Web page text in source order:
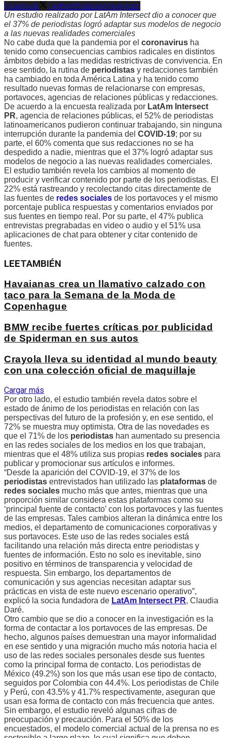
Facebook TwitterWhatsappTelegram
Un estudio realizado por LatAm Intersect dio a conocer que
el 37% de periodistas logró adaptar sus modelos de negocio
a las nuevas realidades comerciales
No cabe duda que la pandemia por el coronavirus ha
tenido como consecuencias cambios radicales en distintos
ámbitos debido a las medidas restrictivas de convivencia. En
ese sentido, la rutina de periodistas y redacciones también
ha cambiado en toda América Latina y ha tenido como
resultado nuevas formas de relacionarse con empresas,
portavoces, agencias de relaciones públicas y redacciones.
De acuerdo a la encuesta realizada por LatAm Intersect
PR, agencia de relaciones públicas, el 52% de periodistas
latinoamericanos pudieron continuar trabajando, sin ninguna
interrupción durante la pandemia del COVID-19; por su
parte, el 60% comenta que sus redacciones no se ha
despedido a nadie, mientras que el 37% logró adaptar sus
modelos de negocio a las nuevas realidades comerciales.
El estudio también revela los cambios al momento de
producir y verificar contenido por parte de los periodistas. El
22% está rastreando y recolectando citas directamente de
las fuentes de redes sociales de los portavoces y el mismo
porcentaje publica respuestas y comentarios enviados por
sus fuentes en tiempo real. Por su parte, el 47% publica
entrevistas pregrabadas en video o audio y el 51% usa
aplicaciones de chat para obtener y citar contenido de
fuentes.
LEETAMBIÉN
Havaianas crea un llamativo calzado con
taco para la Semana de la Moda de
Copenhague
BMW recibe fuertes críticas por publicidad
de Spiderman en sus autos
Crayola lleva su identidad al mundo beauty
con una colección oficial de maquillaje
Cargar más
Por otro lado, el estudio también revela datos sobre el
estado de ánimo de los periodistas en relación con las
perspectivas del futuro de la profesión y, en ese sentido, el
72% se muestra muy optimista. Otra de las novedades es
que el 71% de los periodistas han aumentado su presencia
en las redes sociales de los medios en los que trabajan,
mientras que el 48% utiliza sus propias redes sociales para
publicar y promocionar sus artículos e informes.
“Desde la aparición del COVID-19, el 37% de los
periodistas entrevistados han utilizado las plataformas de
redes sociales mucho más que antes, mientras que una
proporción similar considera estas plataformas como su
‘principal fuente de contacto’ con los portavoces y las fuentes
de las empresas. Tales cambios alteran la dinámica entre los
medios, el departamento de comunicaciones corporativas y
sus portavoces. Este uso de las redes sociales está
facilitando una relación más directa entre periodistas y
fuentes de información. Esto no solo es inevitable, sino
positivo en términos de transparencia y velocidad de
respuesta. Sin embargo, los departamentos de
comunicación y sus agencias necesitan adaptar sus
prácticas en vista de este nuevo escenario operativo”,
explicó la socia fundadora de LatAm Intersect PR, Claudia
Daré.
Otro cambio que se dio a conocer en la investigación es la
forma de contactar a los portavoces de las empresas. De
hecho, algunos países demuestran una mayor informalidad
en ese sentido y una migración mucho más notoria hacia el
uso de las redes sociales personales desde sus fuentes
como la principal forma de contacto. Los periodistas de
México (49.2%) son los que más usan ese tipo de contacto,
seguidos por Colombia con 44.4%. Los periodistas de Chile
y Perú, con 43.5% y 41.7% respectivamente, aseguran que
usan esa forma de contacto con más frecuencia que antes.
Sin embargo, el estudio reveló algunas cifras de
preocupación y precaución. Para el 50% de los
encuestados, el modelo comercial actual de la prensa no es